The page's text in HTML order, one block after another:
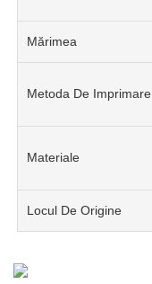
Mărimea
Metoda De Imprimare
Materiale
Locul De Origine